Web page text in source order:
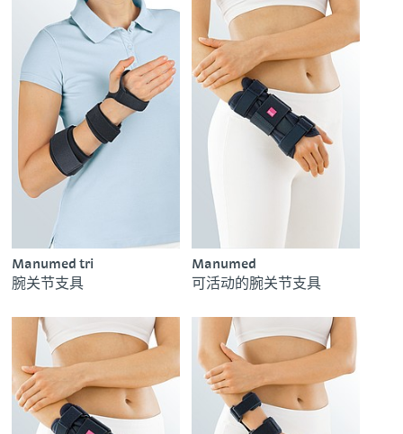
Manumed tri
腕关节支具
Manumed
可活动的腕关节支具